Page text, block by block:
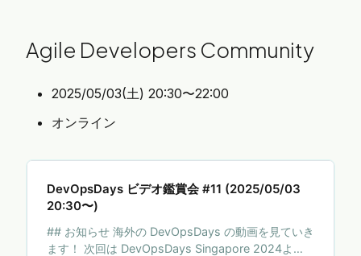
Agile Developers Community
2025/05/03(土) 20:30〜22:00
オンライン
DevOpsDays ビデオ鑑賞会 #11 (2025/05/03
20:30〜)
## お知らせ 海外の DevOpsDays の動画を見ていき
ます！ 次回は DevOpsDays Singapore 2024よ